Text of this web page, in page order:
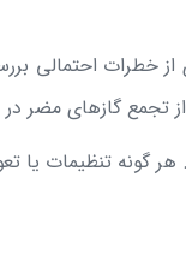
خطرات احتمالی
گازهای مضر
گونه تنظیمات یا